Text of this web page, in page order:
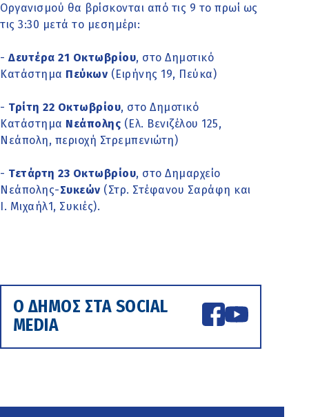
Οργανισμού θα βρίσκονται από τις 9 το πρωί ως
τις 3:30 μετά το μεσημέρι:
- Δευτέρα 21 Οκτωβρίου, στο Δημοτικό
Κατάστημα Πεύκων (Ειρήνης 19, Πεύκα)
- Τρίτη 22 Οκτωβρίου, στο Δημοτικό
Κατάστημα Νεάπολης (Ελ. Βενιζέλου 125,
Νεάπολη, περιοχή Στρεμπενιώτη)
- Τετάρτη 23 Οκτωβρίου, στο Δημαρχείο
Νεάπολης-Συκεών (Στρ. Στέφανου Σαράφη και
Ι. Μιχαήλ1, Συκιές).
Ο ΔΗΜΟΣ ΣΤΑ SOCIAL
MEDIA